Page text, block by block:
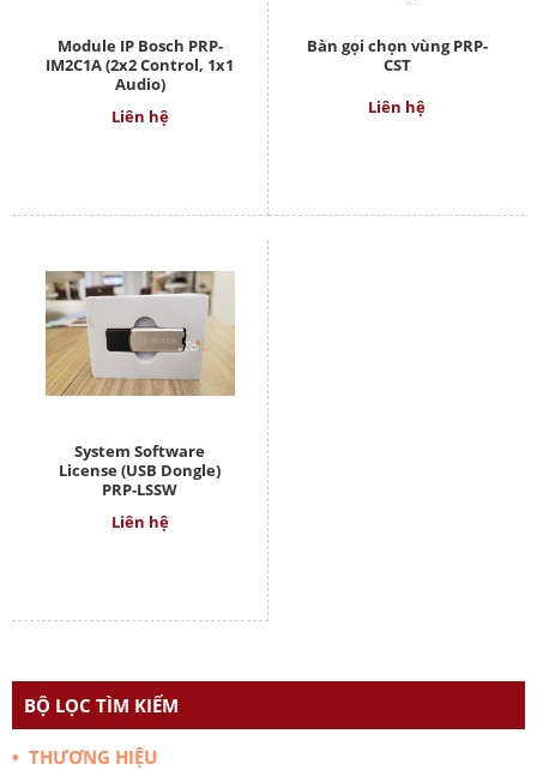
Module IP Bosch PRP-
IM2C1A (2x2 Control, 1x1
Audio)
Liên hệ
Bàn gọi chọn vùng PRP-
CST
Liên hệ
System Software
License (USB Dongle)
PRP-LSSW
Liên hệ
BỘ LỌC TÌM KIẾM
• THƯƠNG HIỆU